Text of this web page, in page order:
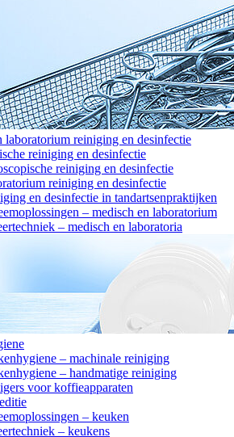
laboratorium reiniging en desinfectie
reiniging en desinfectie
reiniging en desinfectie
reiniging en desinfectie
en desinfectie in tandartsenpraktijken
– medisch en laboratorium
– medisch en laboratoria
– machinale reiniging
– handmatige reiniging
voor koffieapparaten
– keuken
– keukens